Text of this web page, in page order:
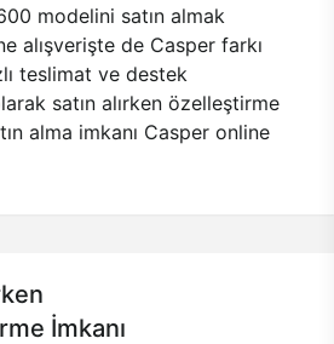
modelini satın almak
alışverişte de Casper farkı
teslimat ve destek
satın alırken özelleştirme
alma imkanı Casper online
İmkanı